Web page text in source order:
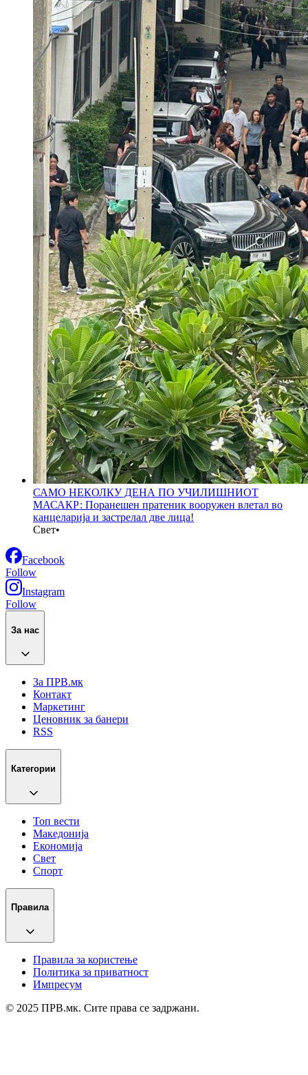
САМО НЕКОЛКУ ДЕНА ПО УЧИЛИШНИОТ
МАСАКР: Поранешен пратеник вооружен влетал во
канцеларија и застрелал две лица!
Свет•
Facebook
Follow
Instagram
Follow
За нас
За ПРВ.мк
Контакт
Маркетинг
Ценовник за банери
RSS
Категории
Топ вести
Македонија
Економија
Свет
Спорт
Правила
Правила за користење
Политика за приватност
Импресум
© 2025 ПРВ.мк. Сите права се задржани.